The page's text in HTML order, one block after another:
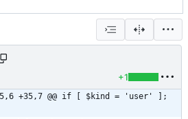
+1
35,6 +35,7 @@ if [ $kind = 'user' ];